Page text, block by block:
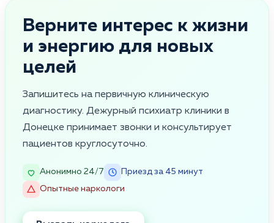
Верните интерес к жизни
и энергию для новых
целей
Запишитесь на первичную клиническую
диагностику. Дежурный психиатр клиники в
Донецке принимает звонки и консультирует
пациентов круглосуточно.
Анонимно 24/7
Приезд за 45 минут
Опытные наркологи